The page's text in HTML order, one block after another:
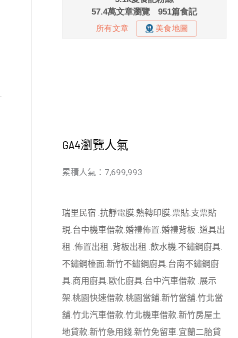
GA4瀏覽人氣
累積人氣：7,699,993
瑞里民宿 .抗靜電膜.熱轉印膜.票貼.支票貼
現.台中機車借款.婚禮佈置.婚禮背板 .道具出
租 .佈置出租 .背板出租 .飲水機.不鏽鋼廚具.
不鏽鋼檯面.新竹不鏽鋼廚具.台南不鏽鋼廚
具.商用廚具.歐化廚具.台中汽車借款 .展示
架.桃園快速借款.桃園當鋪.新竹當舖.竹北當
舖.竹北汽車借款.竹北機車借款.新竹房屋土
地貸款.新竹急用錢.新竹免留車.宜蘭二胎貸